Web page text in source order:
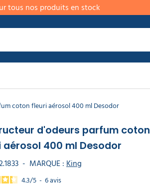
tous nos produits en stock
coton fleuri aérosol 400 ml Desodor
d'odeurs parfum coton
aérosol 400 ml Desodor
- MARQUE :King
4.3/5 - 6avis